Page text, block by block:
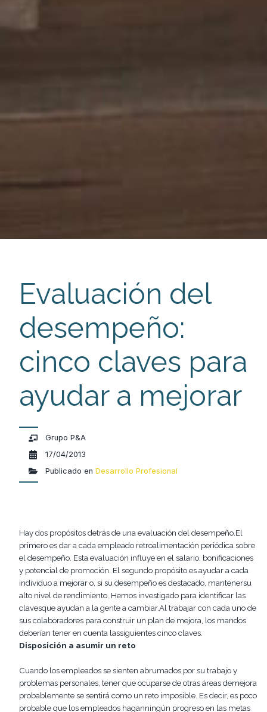
Evaluación del
desempeño:
cinco claves para
ayudar a mejorar
Grupo P&A
17/04/2013
Publicado en Desarrollo Profesional
Hay dos propósitosdetrás de una evaluación del desempeño.El
primero es dar a cada empleado retroalimentación periódica sobre
el desempeño. Esta evaluación influye en el salario, bonificaciones
y potencial de promoción. El segundo propósito es ayudar a cada
individuo a mejorar o, si su desempeño es destacado, mantenersu
alto nivel de rendimiento. Hemos investigado para identificar las
clavesque ayudan a la gente a cambiar.Al trabajar con cada uno de
sus colaboradores para construir un plan de mejora, los mandos
deberían tener en cuenta lassiguientes cinco claves.
Disposición a asumir un reto
Cuando los empleados se sienten abrumados por su trabajo y
problemas personales, tener que ocuparse de otras áreas demejora
probablemente se sentirá como un reto imposible. Es decir, es poco
probable que los empleados haganningún progreso en las metas